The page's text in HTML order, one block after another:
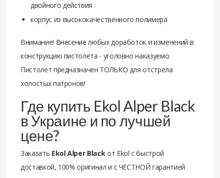
двойного действия
корпус из высококачественного полимера
Внимание! Внесение любых доработок и изменений в
конструкцию пистолета - уголовно наказуемо.
Пистолет предназначен ТОЛЬКО для отстрела
холостых патронов!
Где купить Ekol Alper Black
в Украине и по лучшей
цене?
Заказать Ekol Alper Blackот Ekol с быстрой
доставкой, 100% оригинал и с ЧЕСТНОЙ гарантией